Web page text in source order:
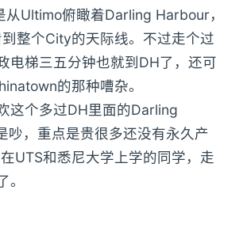
Ultimo俯瞰着Darling Harbour，
整个City的天际线。不过走个过
电梯三五分钟也就到DH了，还可
的那种嘈杂。
这个多过DH里面的Darling
吵，重点是贵很多还没有永久产
UTS和悉尼大学上学的同学，走
。